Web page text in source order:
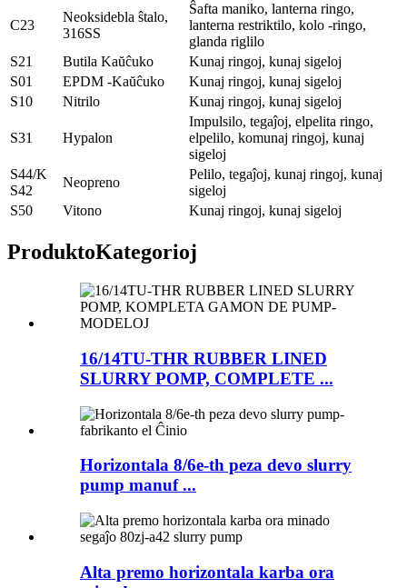
C23
Neoksidebla ŝtalo,
316SS
Ŝafta maniko, lanterna ringo,
lanterna restriktilo, kolo -ringo,
glanda riglilo
S21
Butila Kaŭĉuko
Kunaj ringoj, kunaj sigeloj
S01
EPDM -Kaŭĉuko
Kunaj ringoj, kunaj sigeloj
S10
Nitrilo Kunaj ringoj, kunaj sigeloj
S31 Hypalon
Impulsilo, tegaĵoj, elpelita ringo,
elpelilo, komunaj ringoj, kunaj
sigeloj
S44/K
S42
Neopreno
Pelilo, tegaĵoj, kunaj ringoj, kunaj
sigeloj
S50
Vitono Kunaj ringoj, kunaj sigeloj
ProduktoKategorioj
16/14TU-THR RUBBER LINED
SLURRY POMP, COMPLETE ...
Horizontala 8/6e-th peza devo slurry
pump manuf ...
Alta premo horizontala karba ora